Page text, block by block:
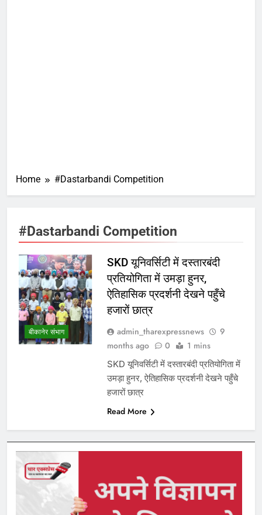
Home #Dastarbandi Competition
#Dastarbandi Competition
बीकानेर संभाग
SKD यूनिवर्सिटी में दस्तारबंदी
प्रतियोगिता में उमड़ा हुनर,
ऐतिहासिक प्रदर्शनी देखने पहुँचे
हजारों छात्र
admin_tharexpressnews
9
months ago
0 1 mins
SKD यूनिवर्सिटी में दस्तारबंदी प्रतियोगिता में
उमड़ा हुनर, ऐतिहासिक प्रदर्शनी देखने पहुँचे
हजारों छात्र
Read More